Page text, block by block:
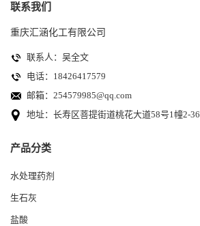
联系我们
重庆汇涵化工有限公司
联系人：吴全文
电话：18426417579
邮箱： 254579985@qq.com
地址：长寿区菩提街道桃花大道58号1幢2-36
产品分类
水处理药剂
生石灰
盐酸